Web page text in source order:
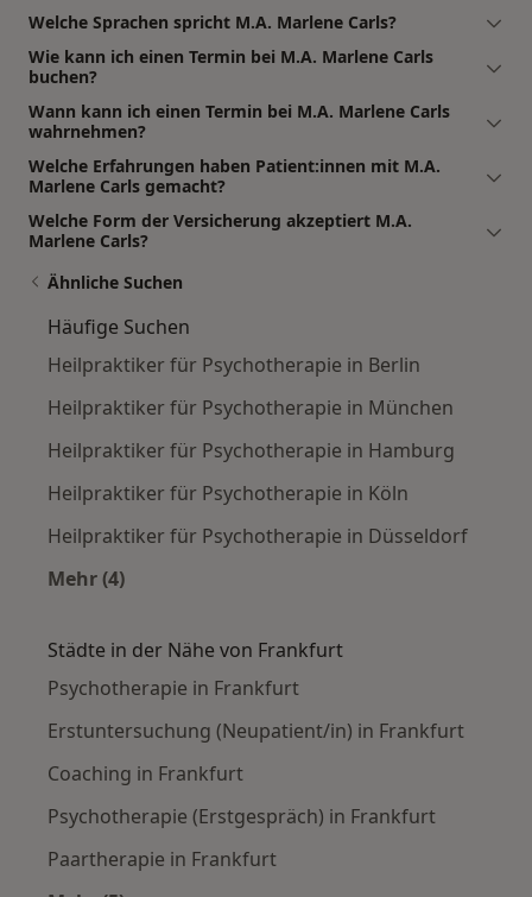
Welche Sprachen spricht M.A. Marlene Carls?
Wie kann ich einen Termin bei M.A. Marlene Carls
buchen?
Wann kann ich einen Termin bei M.A. Marlene Carls
wahrnehmen?
Welche Erfahrungen haben Patient:innen mit M.A.
Marlene Carls gemacht?
Welche Form der Versicherung akzeptiert M.A.
Marlene Carls?
Ähnliche Suchen
Häufige Suchen
Heilpraktiker für Psychotherapie in Berlin
Heilpraktiker für Psychotherapie in München
Heilpraktiker für Psychotherapie in Hamburg
Heilpraktiker für Psychotherapie in Köln
Heilpraktiker für Psychotherapie in Düsseldorf
Mehr (4)
Städte in der Nähe von Frankfurt
Psychotherapie in Frankfurt
Erstuntersuchung (Neupatient/in) in Frankfurt
Coaching in Frankfurt
Psychotherapie (Erstgespräch) in Frankfurt
Paartherapie in Frankfurt